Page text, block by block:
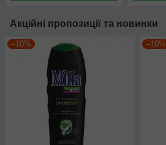
Акційні пропозиції та новинки
–10% –10%